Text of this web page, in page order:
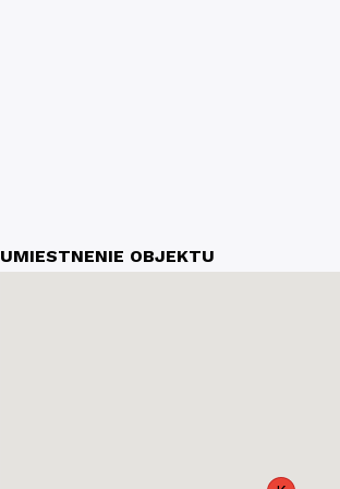
UMIESTNENIE OBJEKTU